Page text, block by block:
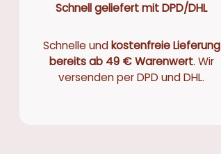
Schnell geliefert mit DPD/DHL
Schnelle undkostenfreie Lieferung
bereits ab 49 € Warenwert. Wir
versenden per DPD und DHL.